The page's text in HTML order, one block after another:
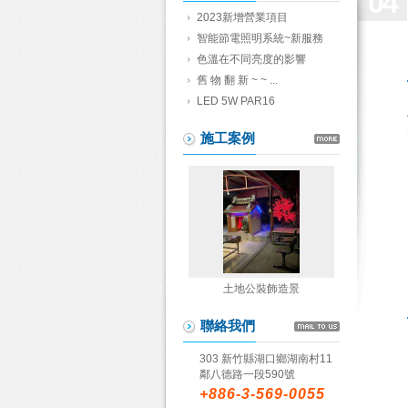
2023新增營業項目
智能節電照明系統~新服務
色溫在不同亮度的影響
舊 物 翻 新 ~ ~ ...
LED 5W PAR16
施工案例
土地公裝飾造景
聯絡我們
303 新竹縣湖口鄉湖南村11
鄰八德路一段590號
+886-3-569-0055